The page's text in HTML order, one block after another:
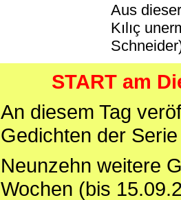
Aus
Kılıç
START am
An diesem Tag
Gedichten der
Neunzehn weitere
Wochen (bis